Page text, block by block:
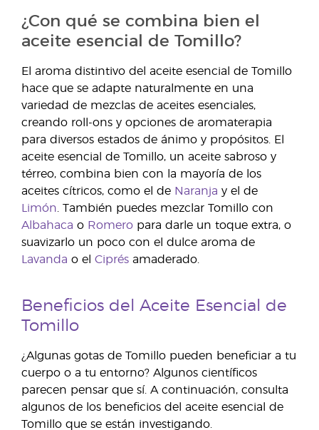
¿Con qué se combina bien el
aceite esencial de Tomillo?
El aroma distintivo del aceite esencial de Tomillo
hace que se adapte naturalmente en una
variedad de mezclas de aceites esenciales,
creando roll-ons y opciones de aromaterapia
para diversos estados de ánimo y propósitos. El
aceite esencial de Tomillo, un aceite sabroso y
térreo, combina bien con la mayoría de los
aceites cítricos, como el de Naranja y el de
Limón. También puedes mezclar Tomillo con
Albahaca o Romero para darle un toque extra, o
suavizarlo un poco con el dulce aroma de
Lavanda o el Ciprés amaderado.
Beneficios del Aceite Esencial de
Tomillo
¿Algunas gotas de Tomillo pueden beneficiar a tu
cuerpo o a tu entorno? Algunos científicos
parecen pensar que sí. A continuación, consulta
algunos de los beneficios del aceite esencial de
Tomillo que se están investigando.